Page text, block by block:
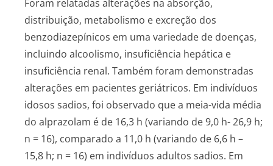
Foram relatadas alterações na absorção,
distribuição, metabolismo e excreção dos
benzodiazepínicos em uma variedade de doenças,
incluindo alcoolismo, insuficiência hepática e
insuficiência renal. Também foram demonstradas
alterações em pacientes geriátricos. Em indivíduos
idosos sadios, foi observado que a meia-vida média
do alprazolam é de 16,3 h (variando de 9,0 h- 26,9 h;
n = 16), comparado a 11,0 h (variando de 6,6 h –
15,8 h; n = 16) em indivíduos adultos sadios. Em